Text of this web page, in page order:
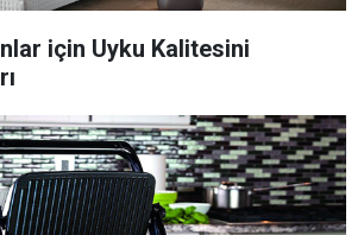
için Uyku Kalitesini